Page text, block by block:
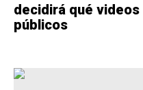
decidirá qué
públicos